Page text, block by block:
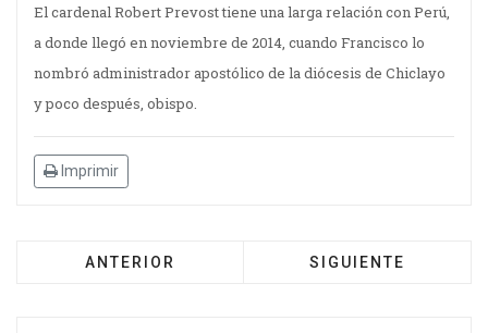
El cardenal Robert Prevost tiene una larga relación con Perú,
a donde llegó en noviembre de 2014, cuando Francisco lo
nombró administrador apostólico de la diócesis de Chiclayo
y poco después, obispo.
Imprimir
ANTERIOR SIGUIENTE